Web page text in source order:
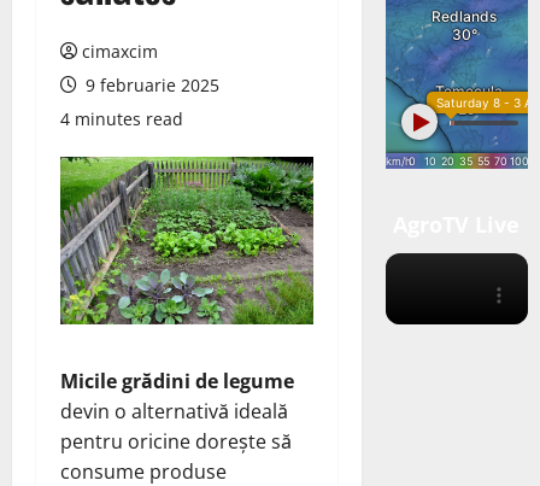
cimaxcim
9 februarie 2025
4 minutes read
Micile grădini de legume
devin o alternativă ideală
pentru oricine dorește să
consume produse